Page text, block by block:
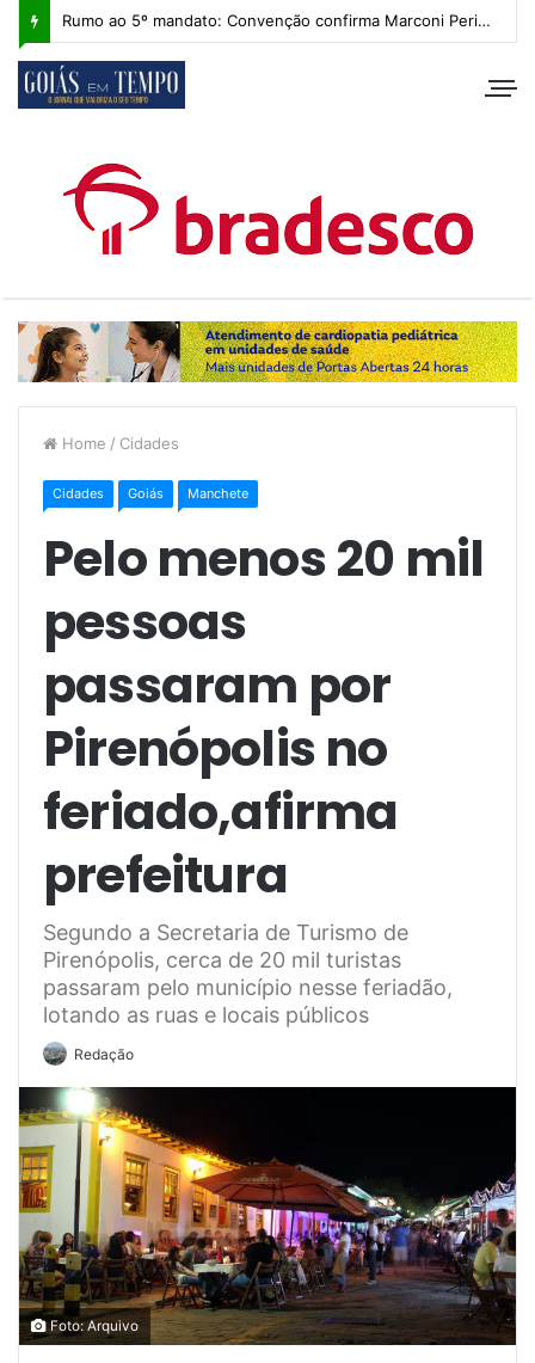
Rumo ao 5º mandato: Convenção confirma Marconi Perillo, que apresenta plano de governo com IA e foco regional
Home / Cidades
Cidades Goiás Manchete
Pelo menos 20 mil
pessoas
passaram por
Pirenópolis no
feriado,afirma
prefeitura
Segundo a Secretaria de Turismo de
Pirenópolis, cerca de 20 mil turistas
passaram pelo município nesse feriadão,
lotando as ruas e locais públicos
Redação
Foto: Arquivo